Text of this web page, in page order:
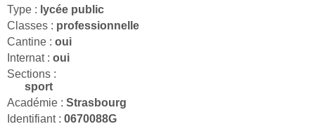
Type : lycée public
Classes : professionnelle
Cantine : oui
Internat : oui
Sections :
sport
Académie : Strasbourg
Identifiant : 0670088G